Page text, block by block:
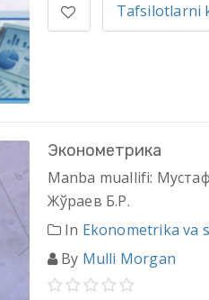
Tafsilotlarni
Эконометрика
Manba muallifi:
Жўраев Б.Р.
In Ekonometrika va
By Mulli Morgan